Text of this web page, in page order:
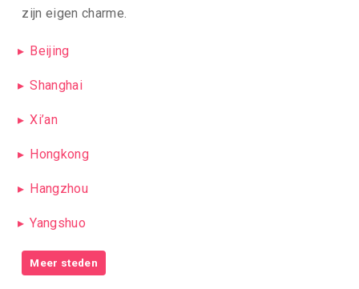
zijn eigen charme.
Beijing
Shanghai
Xi’an
Hongkong
Hangzhou
Yangshuo
Meer steden